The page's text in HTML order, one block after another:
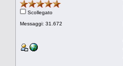
Scollegato
Messaggi: 31.672